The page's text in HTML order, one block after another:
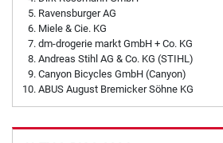
Ravensburger AG
Miele & Cie. KG
dm-drogerie markt GmbH + Co. KG
Andreas Stihl AG & Co. KG (STIHL)
Canyon Bicycles GmbH (Canyon)
ABUS August Bremicker Söhne KG